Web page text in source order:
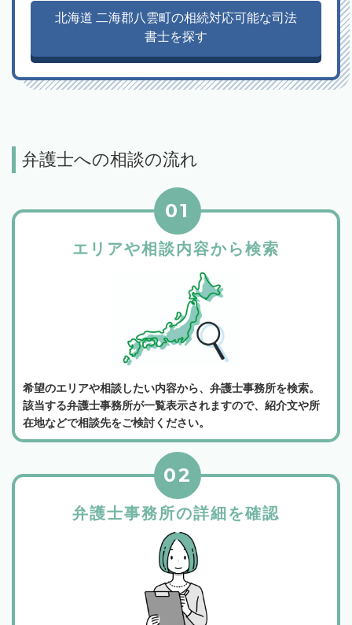
北海道 二海郡八雲町の相続対応可能な司法
書士を探す
弁護士への相談の流れ
エリアや相談内容から検索
01
希望のエリアや相談したい内容から、弁護士事務所を検索。
該当する弁護士事務所が一覧表示されますので、紹介文や所
在地などで相談先をご検討ください。
弁護士事務所の詳細を確認
02